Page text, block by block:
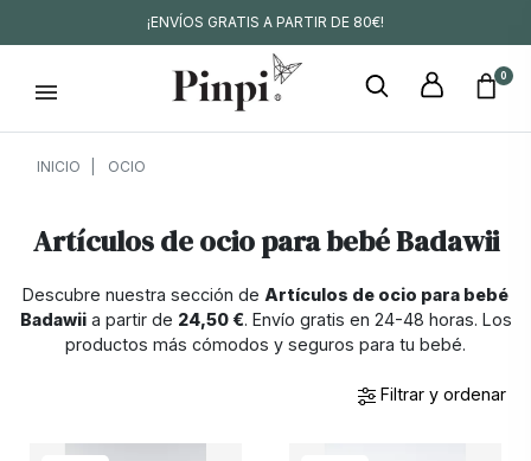
¡ENVÍOS GRATIS A PARTIR DE 80€!
0
INICIO OCIO
Artículos de ocio para bebé Badawii
Descubre nuestra sección de Artículos de ocio para bebé
Badawiia partir de 24,50 €. Envío gratis en 24-48 horas. Los
productos más cómodos y seguros para tu bebé.
Filtrar y ordenar